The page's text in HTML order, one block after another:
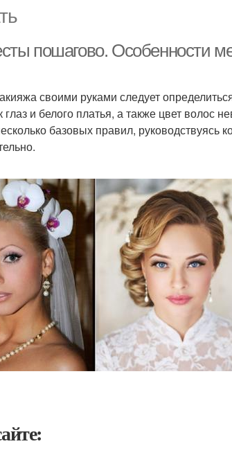
пошагово. Особенности
своими руками следует
глаз и белого платья, а также цвет волос
базовых правил, руководствуясь